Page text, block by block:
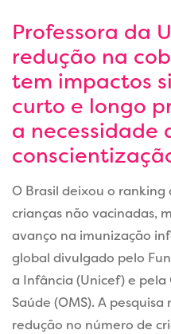
Professora da
redução na
tem impactos
curto e longo
a necessidade
O Brasil deixou o ranking
crianças não vacinadas,
avanço na imunização
global divulgado pelo
a Infância (Unicef) e
Saúde (OMS). A
redução no número de